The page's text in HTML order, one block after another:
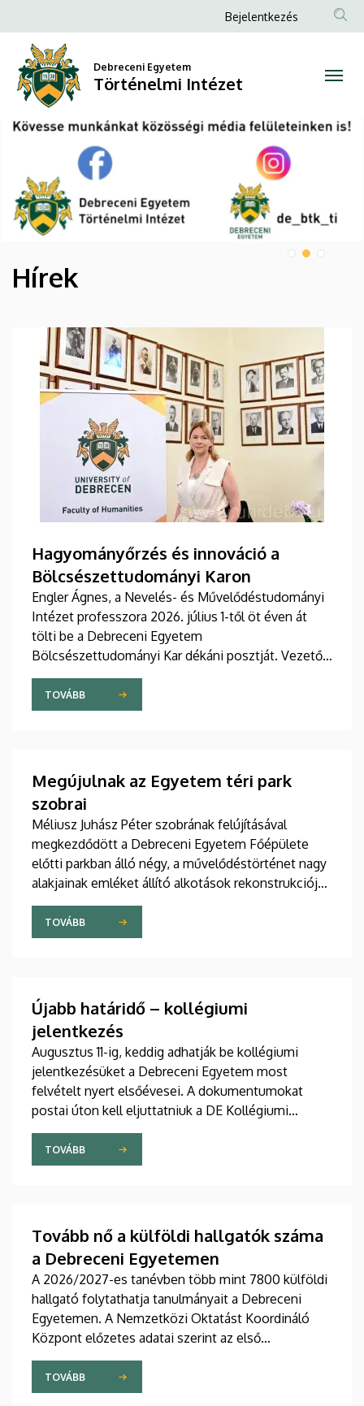
Intézet
Anonim
menüje
Bejelentkezés
Debreceni Egyetem
Történelmi Intézet
DIAVETÍTÉS
HÍREK
Hírek
Hagyományőrzés és innováció a
Bölcsészettudományi Karon
Engler Ágnes, a Nevelés- és Művelődéstudományi
Intézet professzora 2026. július 1-től öt éven át
tölti be a Debreceni Egyetem
Bölcsészettudományi Kar dékáni posztját. Vezetői
stratégiájában fontos szerepet szán a kar
hagyományainak, a bölcsészképzés klasszikus
normáinak megőrzésének, egyben reagálva a
terén.
TOVÁBB
Megújulnak az Egyetem téri park
szobrai
Méliusz Juhász Péter szobrának felújításával
megkezdődött a Debreceni Egyetem Főépülete
előtti parkban álló négy, a művelődéstörténet nagy
alakjainak emléket állító alkotások rekonstrukciója.
A munkálatokat az intézmény saját forrásból
finanszírozza.
TOVÁBB
Újabb határidő – kollégiumi
jelentkezés
Augusztus 11-ig, keddig adhatják be kollégiumi
jelentkezésüket a Debreceni Egyetem most
felvételt nyert elsőévesei. A dokumentumokat
postai úton kell eljuttatniuk a DE Kollégiumi
Felvételi és Szociális Iroda címére. A kollégiumi
férőhelyekről a gólyák a Kollégiumi Felvételi és
Szociális Bizottság döntését követően, augusztus
TOVÁBB
Tovább nő a külföldi hallgatók száma
a Debreceni Egyetemen
A 2026/2027-es tanévben több mint 7800 külföldi
hallgató folytathatja tanulmányait a Debreceni
Egyetemen. A Nemzetközi Oktatást Koordináló
Központ előzetes adatai szerint az első
évfolyamokon és az előkészítő kurzusokon több
mint 2300 fiatal kezdi meg tanulmányait
szeptemberben, egy részük a Stipendium
TOVÁBB